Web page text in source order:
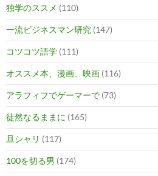
独学のススメ (110)
一流ビジネスマン研究 (147)
コツコツ語学 (111)
オススメ本、漫画、映画 (116)
アラフィフでゲーマーで (73)
徒然なるままに (165)
旦シャリ (117)
100を切る男 (174)